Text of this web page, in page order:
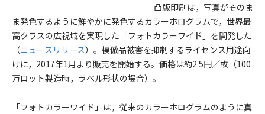
凸版印刷は，写真がそのま
ま発色するように鮮やかに発色するカラーホログラムで，世界最
高クラスの広視域を実現した「フォトカラーワイド」を開発した
（ニュースリリース）。模倣品被害を抑制するライセンス用途向
けに，2017年1月より販売を開始する。価格は約2.5円／枚（100
万ロット製造時，ラベル形状の場合）。
「フォトカラーワイド」は，従来のカラーホログラムのように真